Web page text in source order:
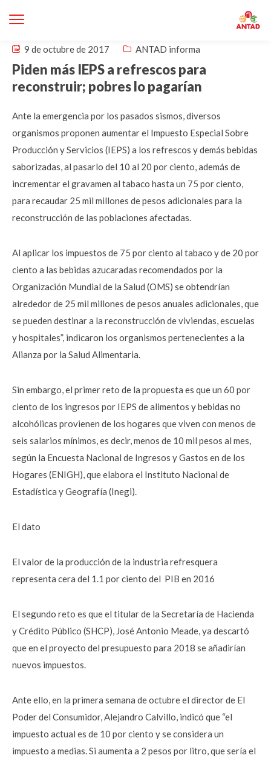
9 de octubre de 2017 ANTAD informa
Piden más IEPS a refrescos para
reconstruir; pobres lo pagarían
Ante la emergencia por los pasados sismos, diversos
organismos proponen aumentar el Impuesto Especial Sobre
Producción y Servicios (IEPS) a los refrescos y demás bebidas
saborizadas, al pasarlo del 10 al 20 por ciento, además de
incrementar el gravamen al tabaco hasta un 75 por ciento,
para recaudar 25 mil millones de pesos adicionales para la
reconstrucción de las poblaciones afectadas.
Al aplicar los impuestos de 75 por ciento al tabaco y de 20 por
ciento a las bebidas azucaradas recomendados por la
Organización Mundial de la Salud (OMS) se obtendrían
alrededor de 25 mil millones de pesos anuales adicionales, que
se pueden destinar a la reconstrucción de viviendas, escuelas
y hospitales”, indicaron los organismos pertenecientes a la
Alianza por la Salud Alimentaria.
Sin embargo, el primer reto de la propuesta es que un 60 por
ciento de los ingresos por IEPS de alimentos y bebidas no
alcohólicas provienen de los hogares que viven con menos de
seis salarios mínimos, es decir, menos de 10 mil pesos al mes,
según la Encuesta Nacional de Ingresos y Gastos en de los
Hogares (ENIGH), que elabora el Instituto Nacional de
Estadística y Geografía (Inegi).
El dato
El valor de la producción de la industria refresquera
representa cera del 1.1 por ciento del PIB en 2016
El segundo reto es que el titular de la Secretaría de Hacienda
y Crédito Público (SHCP), José Antonio Meade, ya descartó
que en el proyecto del presupuesto para 2018 se añadirían
nuevos impuestos.
Ante ello, en la primera semana de octubre el director de El
Poder del Consumidor, Alejandro Calvillo, indicó que “el
impuesto actual es de 10 por ciento y se considera un
impuesto a medias. Si aumenta a 2 pesos por litro, que sería el